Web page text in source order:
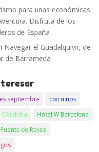
para unas económicas
Disfruta de los
de España
Navegar el Guadalquivir, de
de Barrameda
septiembre
con niños
Córdoba
Hotel W Barcelona
Puente de Reyes